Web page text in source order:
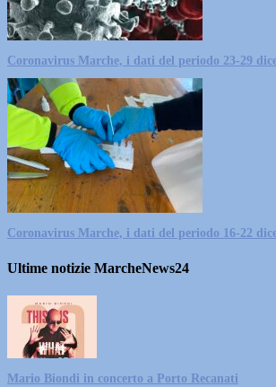
Coronavirus Marche, i dati del periodo 23-29
Coronavirus Marche, i dati del periodo 16-22
Ultime notizie MarcheNews24
Mario Biondi in concerto a Porto Recanati